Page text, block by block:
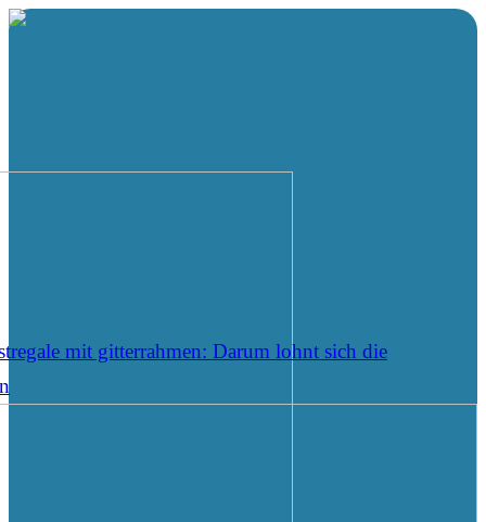
mit gitterrahmen: Darum lohnt sich die